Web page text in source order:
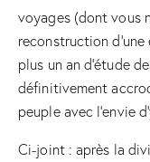
voyages (dont vous
reconstruction
plus un an d’étude
définitivement
peuple avec l’envie
Ci-joint : après la